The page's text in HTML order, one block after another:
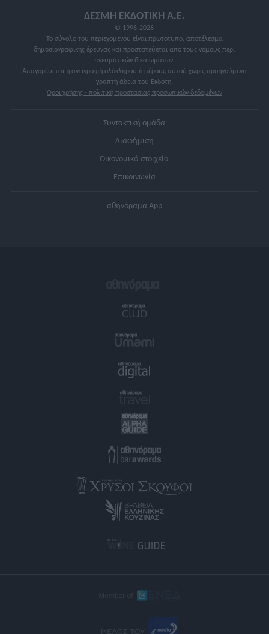
ΔΕΣΜΗ ΕΚΔΟΤΙΚΗ A.E.
© 1996-2026
Το σύνολο του περιεχομένου είναι πρωτότυπο, αποτέλεσμα
δημοσιογραφικής έρευνας και προστατεύεται από τους νόμους περί
πνευματικών δικαιωμάτων.
Απαγορεύεται η αντιγραφή ολόκληρου ή μέρους αυτού χωρίς προηγούμενη
γραπτή άδεια του Εκδότη.
Όροι χρήσης - πολιτική προστασίας προσωπικών δεδομένων
Συντακτική ομάδα
Διαφήμιση
Οικονομικά στοιχεία
Επικοινωνία
αθηνόραμα App